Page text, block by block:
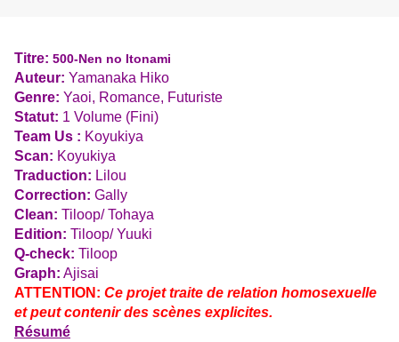
Titre: 500-Nen no Itonami
Auteur: Yamanaka Hiko
Genre: Yaoi, Romance, Futuriste
Statut: 1 Volume (Fini)
Team Us : Koyukiya
Scan: Koyukiya
Traduction: Lilou
Correction: Gally
Clean: Tiloop/ Tohaya
Edition: Tiloop/ Yuuki
Q-check: Tiloop
Graph: Ajisai
ATTENTION: Ce projet traite de relation homosexuelle
et peut contenir des scènes explicites.
Résumé